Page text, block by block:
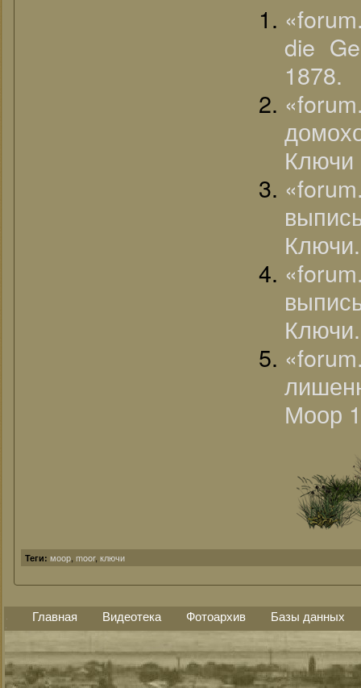
die
1878.
Ключи
Ключи.
Ключи.
Моор
Теги: моор moor, ключи
Главная Видеотека Фотоархив Базы данных